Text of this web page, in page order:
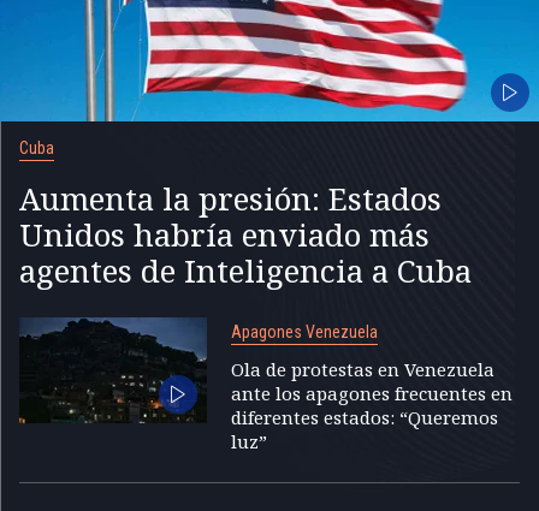
Cuba
Aumenta la presión: Estados
Unidos habría enviado más
agentes de Inteligencia a Cuba
Apagones Venezuela
Ola de protestas en Venezuela
ante los apagones frecuentes en
diferentes estados: “Queremos
luz”